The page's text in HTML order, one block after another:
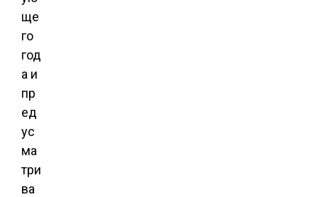
ще
го
год
а и
пр
ед
ус
ма
три
ва